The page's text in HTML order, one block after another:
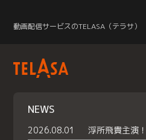
動画配信サービスのTELASA（テラサ）
NEWS
2026.08.01